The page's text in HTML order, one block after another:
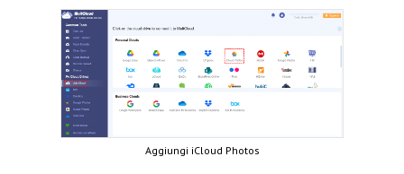
Aggiungi iCloud Photos